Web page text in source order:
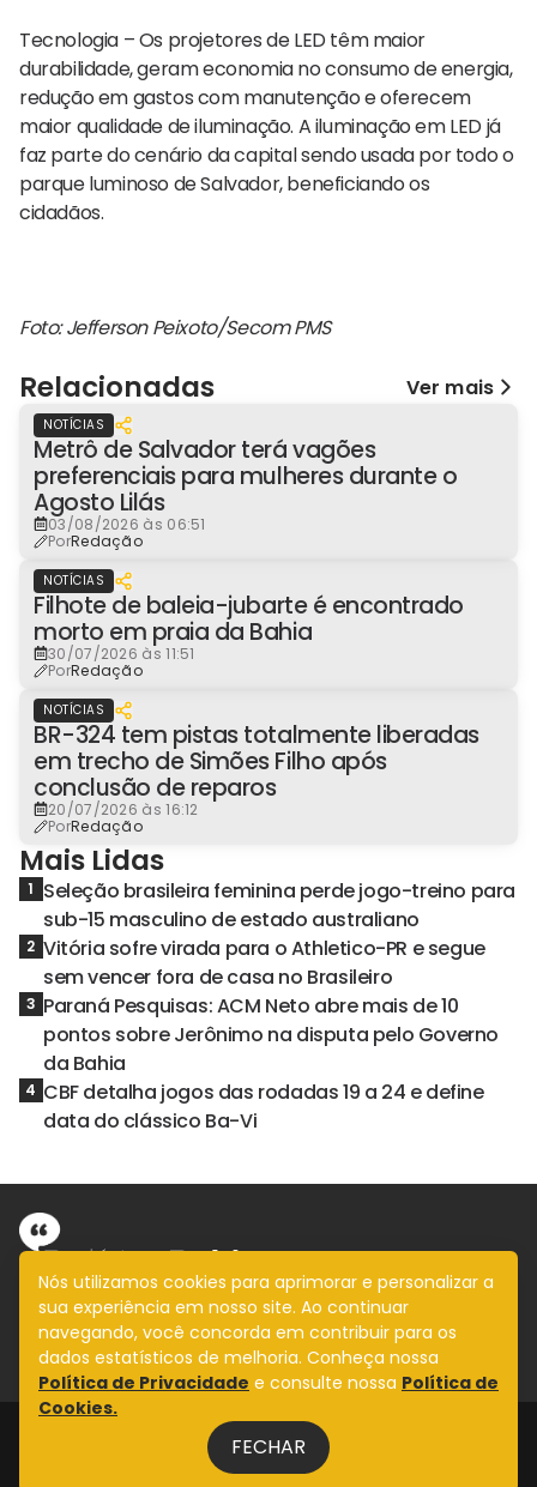
Tecnologia – Os projetores de LED têm maior
durabilidade, geram economia no consumo de energia,
redução em gastos com manutenção e oferecem
maior qualidade de iluminação. A iluminação em LED já
faz parte do cenário da capital sendo usada por todo o
parque luminoso de Salvador, beneficiando os
cidadãos.
Foto: Jefferson Peixoto/Secom PMS
Relacionadas Ver mais
NOTÍCIAS
Metrô de Salvador terá vagões
preferenciais para mulheres durante o
Agosto Lilás
03/08/2026 às 06:51
PorRedação
NOTÍCIAS
Filhote de baleia-jubarte é encontrado
morto em praia da Bahia
30/07/2026 às 11:51
PorRedação
NOTÍCIAS
BR-324 tem pistas totalmente liberadas
em trecho de Simões Filho após
conclusão de reparos
20/07/2026 às 16:12
PorRedação
Mais Lidas
1 Seleção brasileira feminina perde jogo-treino para
sub-15 masculino de estado australiano
2 Vitória sofre virada para o Athletico-PR e segue
sem vencer fora de casa no Brasileiro
3 Paraná Pesquisas: ACM Neto abre mais de 10
pontos sobre Jerônimo na disputa pelo Governo
da Bahia
4 CBF detalha jogos das rodadas 19 a 24 e define
data do clássico Ba-Vi
Informação com imparcialidade
SIGA
Design by NVGO
Fale Conosco
Nós utilizamos cookies para aprimorar e personalizar a
sua experiência em nosso site. Ao continuar
navegando, você concorda em contribuir para os
dados estatísticos de melhoria. Conheça nossa
Política de Privacidade e consulte nossa Política de
Cookies.
FECHAR